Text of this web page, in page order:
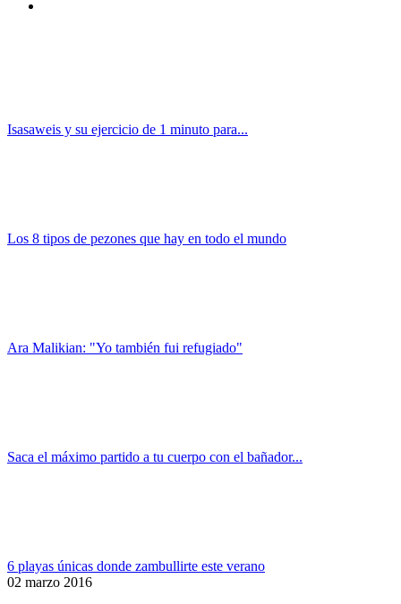
Isasaweis y su ejercicio de 1 minuto para...
Los 8 tipos de pezones que hay en todo el mundo
Ara Malikian: "Yo también fui refugiado"
Saca el máximo partido a tu cuerpo con el bañador...
6 playas únicas donde zambullirte este verano
02 marzo 2016